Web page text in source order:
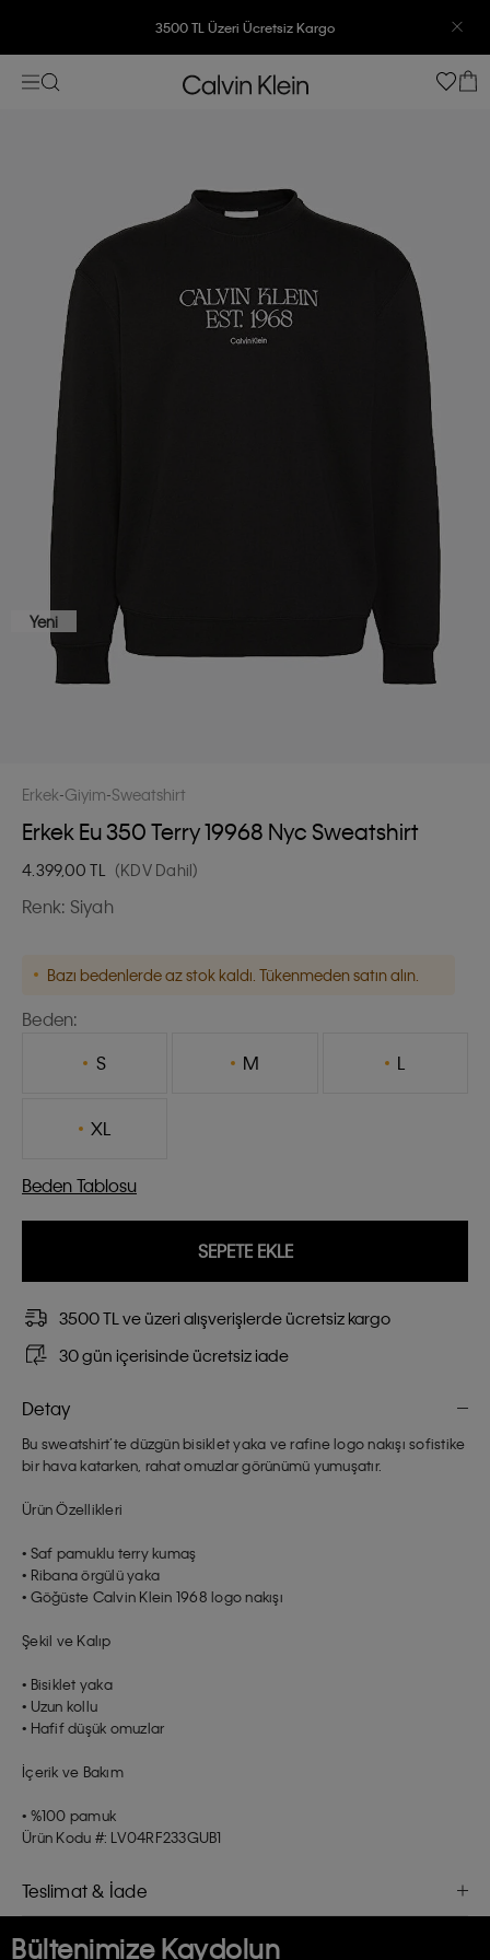
3500 TL Üzeri Ücretsiz Kargo
7500 TL Ve Üzeri Alışverişlerinizde 6 Taksit İmkanı
Yeni
Erkek Giyim Sweatshirt
Erkek Eu 350 Terry 19968 Nyc Sweatshirt
4.399,00 TL (KDV Dahil)
Renk: Siyah
Bazı bedenlerde az stok kaldı. Tükenmeden satın alın.
Beden:
S
M L
XL
Beden Tablosu
SEPETE EKLE
3500 TL ve üzeri alışverişlerde ücretsiz kargo
30 gün içerisinde ücretsiz iade
Detay
Bu sweatshirt’te düzgün bisiklet yaka ve rafine logo nakışı sofistike
bir hava katarken, rahat omuzlar görünümü yumuşatır.
Ürün Özellikleri
• Saf pamuklu terry kumaş
• Ribana örgülü yaka
• Göğüste Calvin Klein 1968 logo nakışı
Şekil ve Kalıp
• Bisiklet yaka
• Uzun kollu
• Hafif düşük omuzlar
İçerik ve Bakım
• %100 pamuk
Ürün Kodu #: LV04RF233GUB1
Teslimat & İade
Bültenimize Kaydolun